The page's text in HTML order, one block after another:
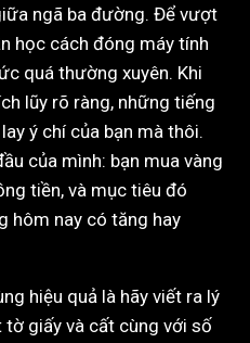
ngã ba đường. Để vượt
học cách đóng máy tính
quá thường xuyên. Khi
lũy rõ ràng, những tiếng
ý chí của bạn mà thôi.
của mình: bạn mua vàng
tiền, và mục tiêu đó
hôm nay có tăng hay
hiệu quả là hãy viết ra lý
giấy và cất cùng với số